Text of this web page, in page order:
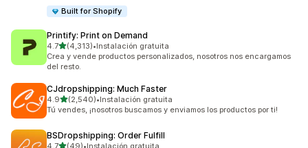
Built for Shopify
Printify: Print on Demand
4.7de 5 estrellas
(4,313)
4313 reseñas en total
•Instalación gratuita
Crea y vende productos personalizados, nosotros nos encargamos
del resto.
CJdropshipping: Much Faster
4.9de 5 estrellas
(2,540)
2540 reseñas en total
•Instalación gratuita
Tú vendes, ¡nosotros buscamos y enviamos los productos por ti!
BSDropshipping: Order Fulfill
4.7de 5 estrellas
(49)•Instalación gratuita